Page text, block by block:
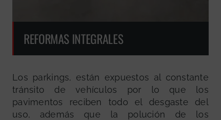
REFORMAS INTEGRALES
Los parkings, están expuestos al constante
tránsito de vehículos por lo que los
pavimentos reciben todo el desgaste del
uso, además que la polución de los